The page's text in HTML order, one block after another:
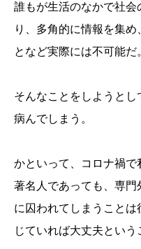
誰もが生活のなかで社
り、多角的に情報を集
となど実際には不可能だ
そんなことをしようと
病んでしまう。
かといって、コロナ禍
著名人であっても、専
に囚われてしまうこと
じていれば大丈夫という